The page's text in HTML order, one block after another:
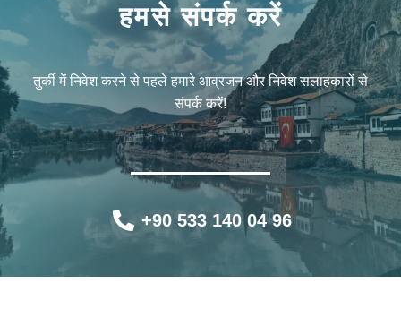
हमसे संपर्क करें
तुर्की में निवेश करने से पहले हमारे आव्रजन और निवेश सलाहकारों से
संपर्क करें!
+90 533 140 04 96